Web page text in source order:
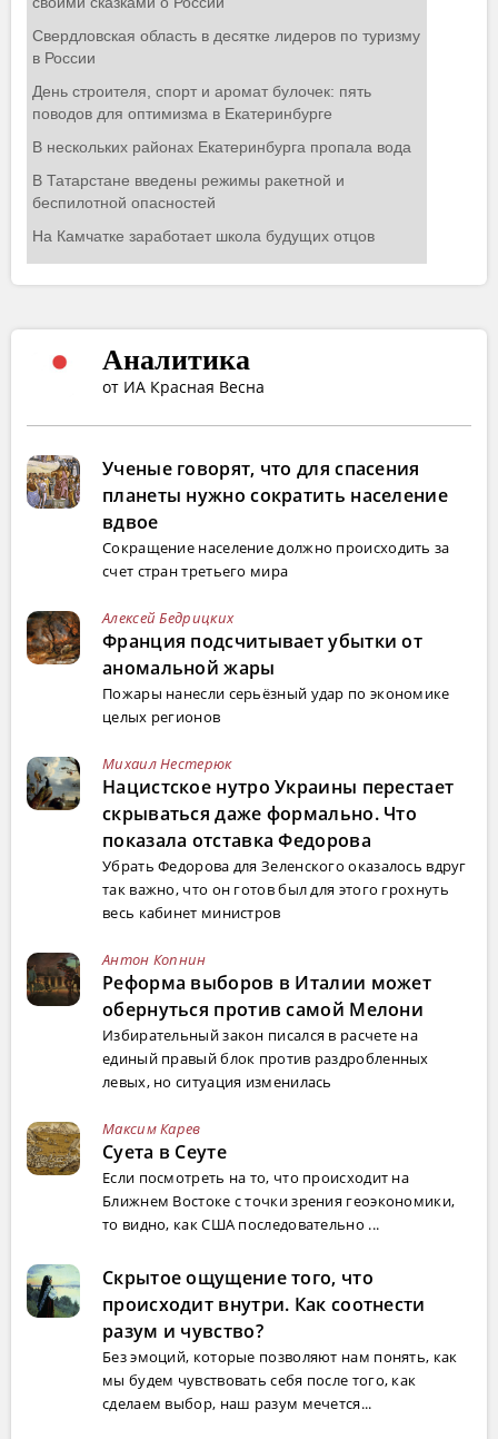
Аналитика
от ИА Красная Весна
Ученые говорят, что для спасения
планеты нужно сократить население
вдвое
Сокращение население должно происходить за
счет стран третьего мира
Алексей Бедрицких
Франция подсчитывает убытки от
аномальной жары
Пожары нанесли серьёзный удар по экономике
целых регионов
Михаил Нестерюк
Нацистское нутро Украины перестает
скрываться даже формально. Что
показала отставка Федорова
Убрать Федорова для Зеленского оказалось вдруг
так важно, что он готов был для этого грохнуть
весь кабинет министров
Антон Копнин
Реформа выборов в Италии может
обернуться против самой Мелони
Избирательный закон писался в расчете на
единый правый блок против раздробленных
левых, но ситуация изменилась
Максим Карев
Суета в Сеуте
Если посмотреть на то, что происходит на
Ближнем Востоке с точки зрения геоэкономики,
то видно, как США последовательно ...
Скрытое ощущение того, что
происходит внутри. Как соотнести
разум и чувство?
Без эмоций, которые позволяют нам понять, как
мы будем чувствовать себя после того, как
сделаем выбор, наш разум мечется...